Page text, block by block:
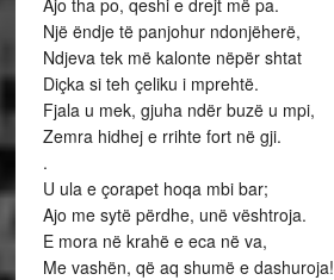
Ajo tha po, qeshi e drejt më pa.
Një ëndje të panjohur ndonjëherë,
Ndjeva tek më kalonte nëpër shtat
Diçka si teh çeliku i mprehtë.
Fjala u mek, gjuha ndër buzë u mpi,
Zemra hidhej e rrihte fort në gji.
.
U ula e çorapet hoqa mbi bar;
Ajo me sytë përdhe, unë vështroja.
E mora në krahë e eca në va,
Me vashën, që aq shumë e dashuroja!